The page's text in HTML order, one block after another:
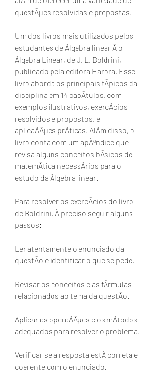
questÃµes resolvidas e propostas.
Um dos livros mais utilizados pelos
estudantes de Ãlgebra linear Ã o
Ãlgebra Linear, de J. L. Boldrini,
publicado pela editora Harbra. Esse
livro aborda os principais tÃpicos da
disciplina em 14 capÃtulos, com
exemplos ilustrativos, exercÃcios
resolvidos e propostos, e
aplicaÃÃµes prÃticas. AlÃm disso, o
livro conta com um apÃªndice que
revisa alguns conceitos bÃsicos de
matemÃtica necessÃrios para o
estudo da Ãlgebra linear.
Para resolver os exercÃcios do livro
de Boldrini, Ã preciso seguir alguns
passos:
Ler atentamente o enunciado da
questÃo e identificar o que se pede.
Revisar os conceitos e as fÃrmulas
relacionados ao tema da questÃo.
Aplicar as operaÃÃµes e os mÃtodos
adequados para resolver o problema.
Verificar se a resposta estÃ correta e
coerente com o enunciado.